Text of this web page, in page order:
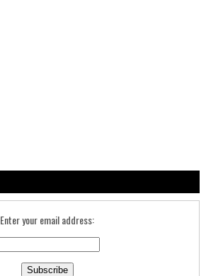
Enter your email address: